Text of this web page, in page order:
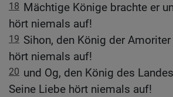
18 Mächtige Könige brachte er
hört niemals auf!
19 Sihon, den König der
hört niemals auf!
20 und Og, den König des
Seine Liebe hört niemals auf!